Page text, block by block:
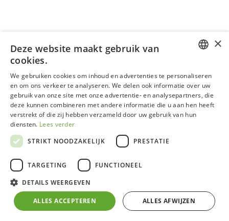
Verluchtingspakket alu
GERMAN
FRENCH
×
Deze website maakt gebruik van
cookies.
We gebruiken cookies om inhoud en advertenties te personaliseren
en om ons verkeer te analyseren. We delen ook informatie over uw
gebruik van onze site met onze advertentie- en analysepartners, die
deze kunnen combineren met andere informatie die u aan hen heeft
verstrekt of die zij hebben verzameld door uw gebruik van hun
diensten. Lees verder
STRIKT NOODZAKELIJK
PRESTATIE
TARGETING FUNCTIONEEL
DETAILS WEERGEVEN
ALLES ACCEPTEREN ALLES AFWIJZEN